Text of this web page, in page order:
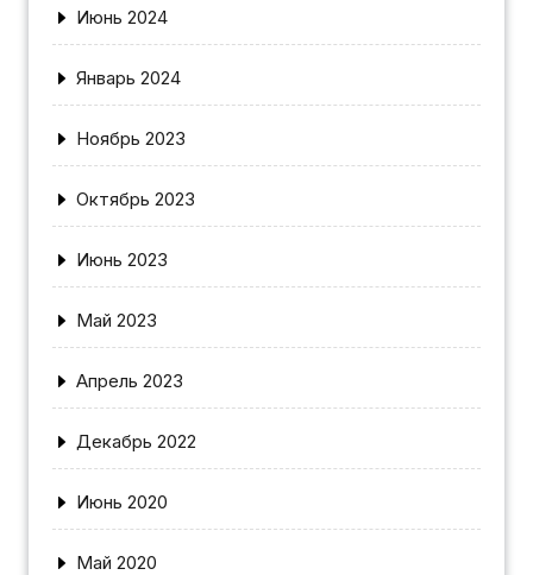
Июнь 2024
Январь 2024
Ноябрь 2023
Октябрь 2023
Июнь 2023
Май 2023
Апрель 2023
Декабрь 2022
Июнь 2020
Май 2020